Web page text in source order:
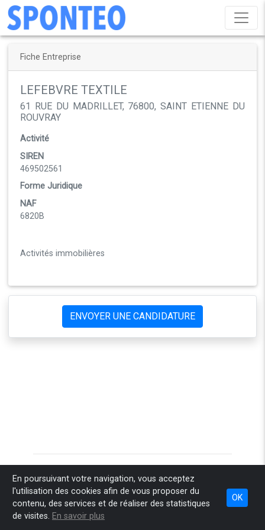
Combien ça coûte Nos engagements Espace recruteur
Espace conseil Contact
Fiche Entreprise
LEFEBVRE TEXTILE
61 RUE DU MADRILLET, 76800, SAINT ETIENNE DU
ROUVRAY
Activité
SIREN
469502561
Forme Juridique
NAF
6820B
Activités immobilières
ENVOYER UNE CANDIDATURE
En poursuivant votre navigation, vous acceptez
l'utilisation des cookies afin de vous proposer du
contenu, des services et de réaliser des statistiques
de visites. En savoir plus
OK